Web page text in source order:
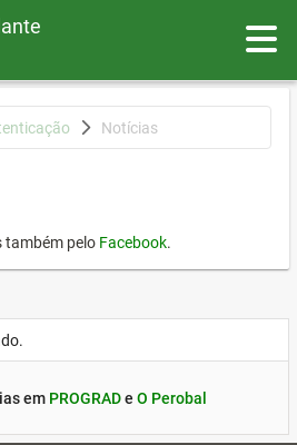
Notícias
também pelo Facebook.
em PROGRADe O Perobal